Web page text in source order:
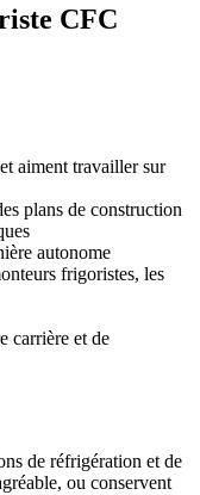
CFC
aiment travailler sur
plans de construction
autonome
frigoristes, les
carrière et de
de réfrigération et de
ou conservent